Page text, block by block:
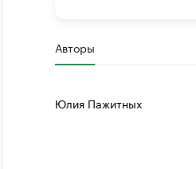
Авторы
Юлия Пажитных